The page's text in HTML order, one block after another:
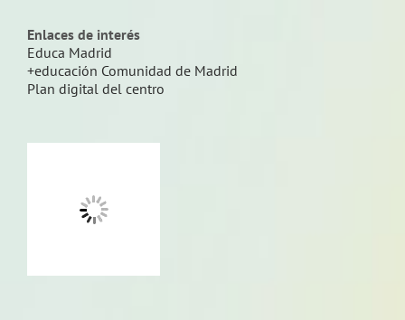
Enlaces de interés
Educa Madrid
+educación Comunidad de Madrid
Plan digital del centro